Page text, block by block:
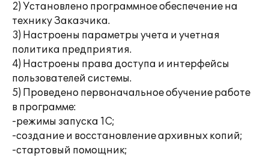
2) Установлено программное обеспечение на
технику Заказчика.
3) Настроены параметры учета и учетная
политика предприятия.
4) Настроены права доступа и интерфейсы
пользователей системы.
5) Проведено первоначальное обучение работе
в программе:
-режимы запуска 1С;
-создание и восстановление архивных копий;
-стартовый помощник;